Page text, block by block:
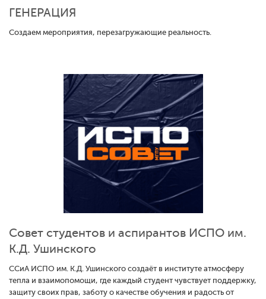
ГЕНЕРАЦИЯ
Создаем мероприятия, перезагружающие реальность.
Совет студентов и аспирантов ИСПО им.
К.Д. Ушинского
ССиА ИСПО им. К.Д. Ушинского создаёт в институте атмосферу
тепла и взаимопомощи, где каждый студент чувствует поддержку,
защиту своих прав, заботу о качестве обучения и радость от